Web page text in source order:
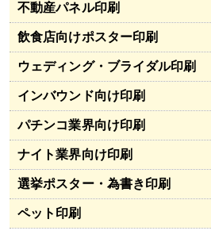
不動産パネル印刷
飲食店向けポスター印刷
ウェディング・ブライダル印刷
インバウンド向け印刷
パチンコ業界向け印刷
ナイト業界向け印刷
選挙ポスター・為書き印刷
ペット印刷